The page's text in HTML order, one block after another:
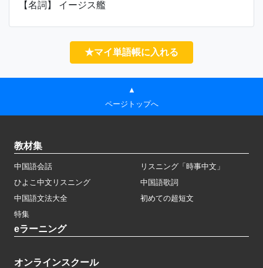
【名詞】 イージス艦
★マイ単語帳に入れる
▲
ページトップへ
教材集
中国語会話
リスニング「時事中文」
ひよこ中文リスニング
中国語歌詞
中国語文法大全
初めての超短文
特集
eラーニング
オンラインスクール